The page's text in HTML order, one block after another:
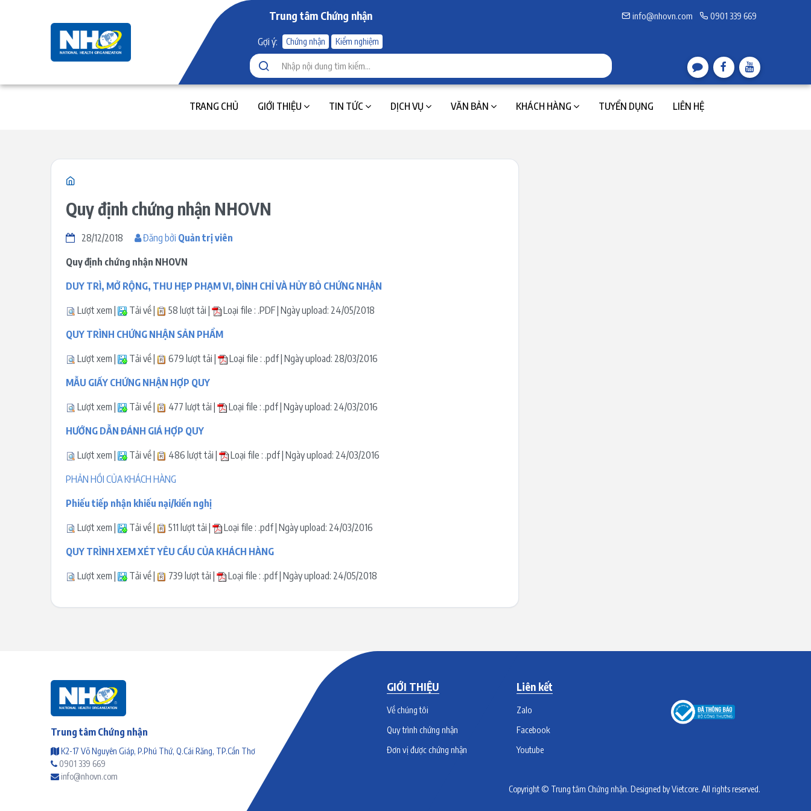
Trung tâm Chứng nhận info@nhovn.com 0901 339 669
Gợi ý: Chứng nhận Kiểm nghiệm
TRANG CHỦ GIỚI THIỆU TIN TỨC DỊCH VỤ VĂN BẢN KHÁCH HÀNG TUYỂN DỤNG LIÊN HỆ
Quy định chứng nhận NHOVN
28/12/2018 Đăng bởi Quản trị viên
Quy định chứng nhận NHOVN
DUY TRÌ, MỞ RỘNG, THU HẸP PHẠM VI, ĐÌNH CHỈ VÀ HỦY BỎ CHỨNG NHẬN
Lượt xem |
Tải về | 58 lượt tải |
Loại file : .PDF | Ngày upload: 24/05/2018
QUY TRÌNH CHỨNG NHẬN SẢN PHẨM
Lượt xem |
Tải về | 679 lượt tải |
Loại file : .pdf | Ngày upload: 28/03/2016
MẪU GIẤY CHỨNG NHẬN HỢP QUY
Lượt xem |
Tải về | 477 lượt tải |
Loại file : .pdf | Ngày upload: 24/03/2016
HƯỚNG DẪN ĐÁNH GIÁ HỢP QUY
Lượt xem |
Tải về | 486 lượt tải |
Loại file : .pdf | Ngày upload: 24/03/2016
PHẢN HỒI CỦA KHÁCH HÀNG
Phiếu tiếp nhận khiếu nại/kiến nghị
Lượt xem |
Tải về | 511 lượt tải |
Loại file : .pdf | Ngày upload: 24/03/2016
QUY TRÌNH XEM XÉT YÊU CẦU CỦA KHÁCH HÀNG
Lượt xem |
Tải về | 739 lượt tải | Loại file : .pdf | Ngày upload: 24/05/2018
Trung tâm Chứng nhận
K2-17 Võ Nguyên Giáp, P.Phú Thứ, Q.Cái Răng, TP.Cần Thơ
0901 339 669
info@nhovn.com
GIỚI THIỆU
Về chúng tôi
Quy trình chứng nhận
Đơn vị được chứng nhận
Liên kết
Zalo
Facebook
Youtube
Copyright © Trung tâm Chứng nhận. Designed byVietcore. All rights reserved.